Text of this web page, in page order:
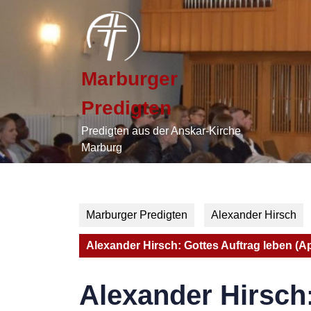
content
Marburger
Predigten
Predigten aus der Anskar-Kirche
Marburg
Marburger Predigten Alexander Hirsch
Alexander Hirsch: Gottes Auftrag leben
Alexander